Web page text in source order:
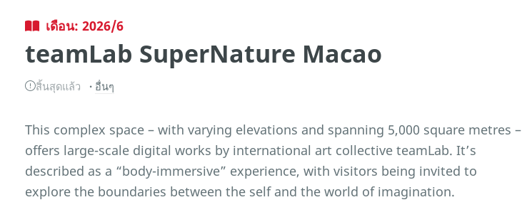
เดือน: 2026/6
teamLab SuperNature Macao
สิ้นสุดแล้ว อื่นๆ
This complex space – with varying elevations and spanning 5,000 square metres –
offers large-scale digital works by international art collective teamLab. It’s
described as a “body-immersive” experience, with visitors being invited to
explore the boundaries between the self and the world of imagination.